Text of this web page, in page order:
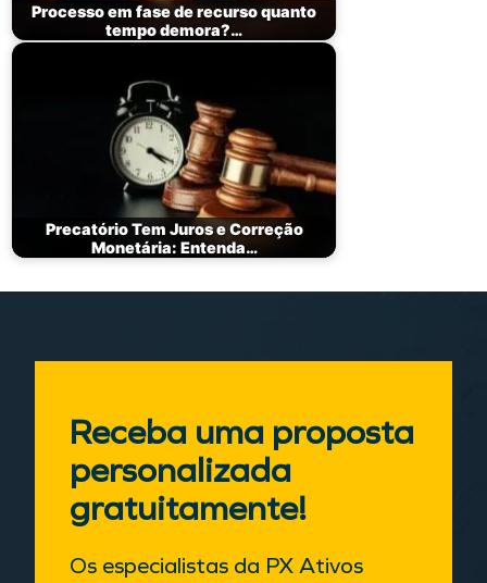
Processo em fase de recurso quanto
tempo demora?…
Precatório Tem Juros e Correção
Monetária: Entenda…
Receba uma proposta
personalizada
gratuitamente!
Os especialistas da PX Ativos